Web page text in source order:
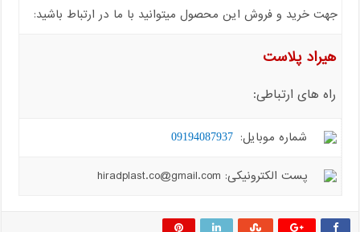
جهت خرید و فروش این محصول میتوانید با ما در ارتباط باشید:
هیراد پلاست
راه های ارتباطی:
شماره موبایل: 09194087937
پست الکترونیکی: hiradplast.co@gmail.com